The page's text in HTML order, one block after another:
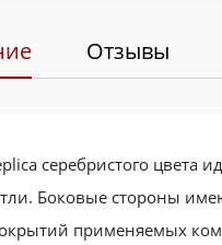
Отзывы
серебристого
Боковые стороны
применяемых